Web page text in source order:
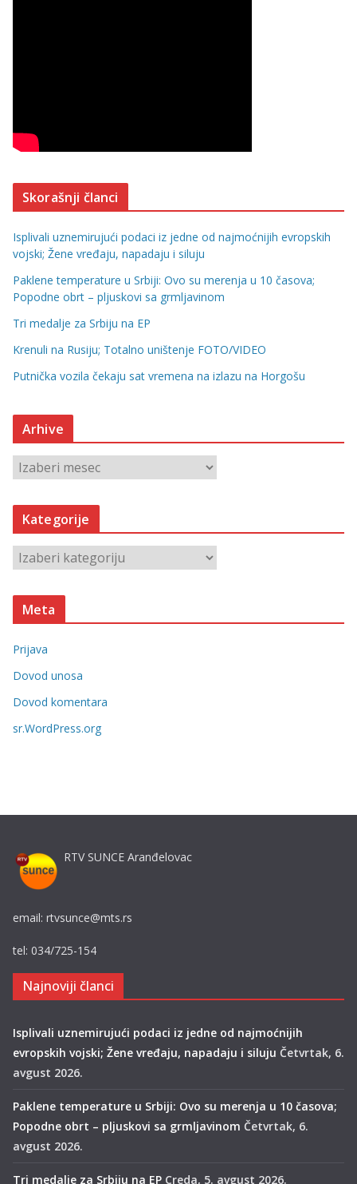
Skorašnji članci
Isplivali uznemirujući podaci iz jedne od najmoćnijih evropskih
vojski; Žene vređaju, napadaju i siluju
Paklene temperature u Srbiji: Ovo su merenja u 10 časova;
Popodne obrt – pljuskovi sa grmljavinom
Tri medalje za Srbiju na EP
Krenuli na Rusiju; Totalno uništenje FOTO/VIDEO
Putnička vozila čekaju sat vremena na izlazu na Horgošu
Arhive
r
h
v
Kategorije
a
t
o
r
i
e
Meta
Prijava
Dovod unosa
Dovod komentara
sr.WordPress.org
RTV SUNCE Aranđelovac
email: rtvsunce@mts.rs
tel: 034/725-154
Najnoviji članci
Isplivali uznemirujući podaci iz jedne od najmoćnijih
evropskih vojski; Žene vređaju, napadaju i siluju Četvrtak, 6.
avgust 2026.
Paklene temperature u Srbiji: Ovo su merenja u 10 časova;
Popodne obrt – pljuskovi sa grmljavinom Četvrtak, 6.
avgust 2026.
Tri medalje za Srbiju na EP Creda, 5. avgust 2026.